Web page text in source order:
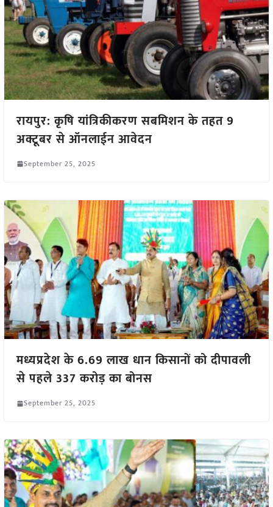
रायपुर: कृषि यांत्रिकीकरण सबमिशन के तहत 9
अक्टूबर से ऑनलाईन आवेदन
September 25, 2025
मध्यप्रदेश के 6.69 लाख धान किसानों को दीपावली
से पहले 337 करोड़ का बोनस
September 25, 2025